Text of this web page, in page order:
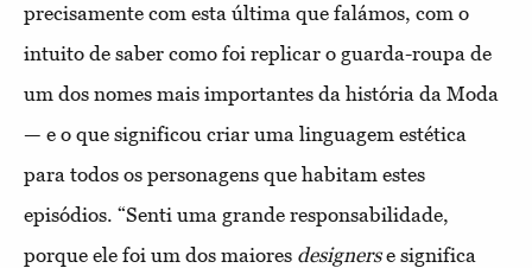
precisamente com esta última que falámos, com o
intuito de saber como foi replicar o guarda-roupa de
um dos nomes mais importantes da história da Moda
— e o que significou criar uma linguagem estética
para todos os personagens que habitam estes
episódios. “Senti uma grande responsabilidade,
porque ele foi um dos maiores designerse significa